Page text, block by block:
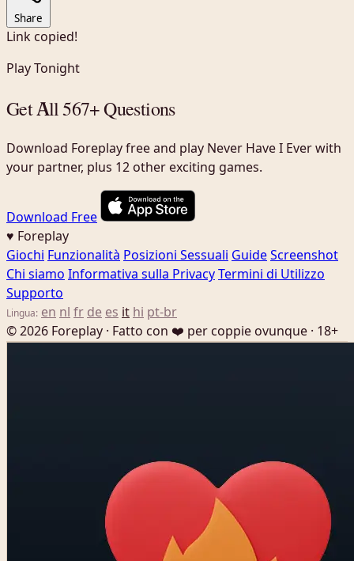
Share
Link copied!
Play Tonight
Get All 567+ Questions
Download Foreplay free and play Never Have I Ever with
your partner, plus 12 other exciting games.
Download Free
♥ Foreplay
Giochi Funzionalità Posizioni Sessuali GuideScreenshot
Chi siamo Informativa sulla PrivacyTermini di Utilizzo
Supporto
Lingua: en nl fr de es it hi pt-br
© 2026 Foreplay · Fatto con ❤️ per coppie ovunque · 18+